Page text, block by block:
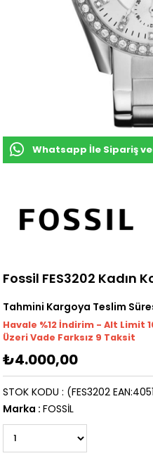
Whatsapp İle Sipariş
Fossil FES3202 Kadın
Tahmini Kargoya Teslim
Havale %12 İndirim - Alt Limit
Üzeri Vade Farksız 9 Taksit
₺4.000,00
(FES3202
STOK KODU
Marka : FOSSİL